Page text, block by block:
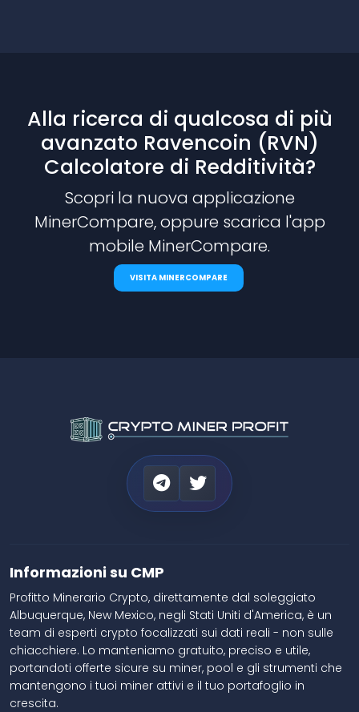
Alla ricerca di qualcosa di più
avanzato Ravencoin (RVN)
Calcolatore di Redditività?
Scopri la nuova applicazione
MinerCompare, oppure scarica l'app
mobile MinerCompare.
VISITA MINERCOMPARE
Informazioni su CMP
Profitto Minerario Crypto, direttamente dal soleggiato
Albuquerque, New Mexico, negli Stati Uniti d'America, è un
team di esperti crypto focalizzati sui dati reali - non sulle
chiacchiere. Lo manteniamo gratuito, preciso e utile,
portandoti offerte sicure su miner, pool e gli strumenti che
mantengono i tuoi miner attivi e il tuo portafoglio in
crescita.